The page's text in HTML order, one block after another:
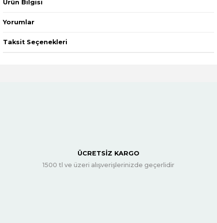
Ürün Bilgisi
Yorumlar
Taksit Seçenekleri
ÜCRETSİZ KARGO
1500 tl ve üzeri alışverişlerinizde geçerlidir